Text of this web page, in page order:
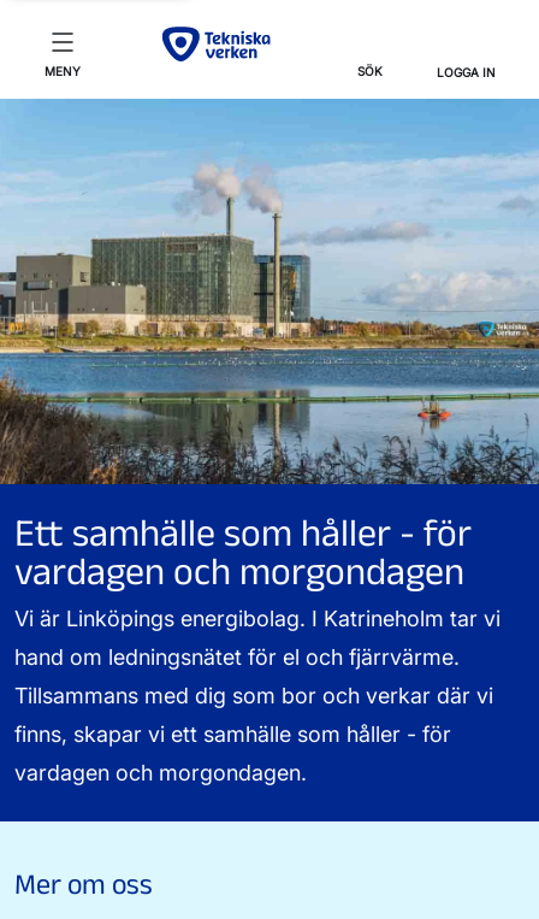
MENY SÖK LOGGA IN
Ett samhälle som håller - för
vardagen och morgondagen
Vi är Linköpings energibolag. I Katrineholm tar vi
hand om ledningsnätet för el och fjärrvärme.
Tillsammans med dig som bor och verkar där vi
finns, skapar vi ett samhälle som håller - för
vardagen och morgondagen.
Mer om oss